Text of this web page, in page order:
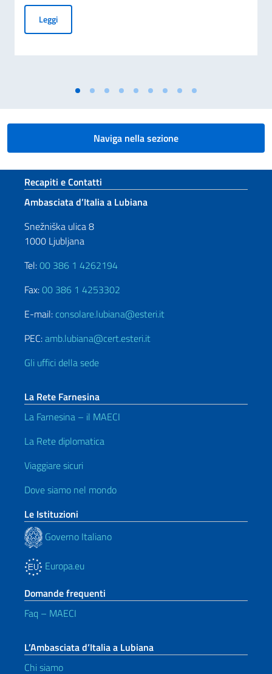
LeggiPrecauzioni da adottare in caso di passeggiate nella natura
Naviga nella sezione
Sezione footer
Recapiti e Contatti
Ambasciata d’Italia a Lubiana
Snežniška ulica 8
1000 Ljubljana
Tel:00 386 1 4262194
Fax:00 386 1 4253302
E-mail: consolare.lubiana@esteri.it
PEC:amb.lubiana@cert.esteri.it
Gli uffici della sede
La Rete Farnesina
La Farnesina – il MAECI
La Rete diplomatica
Viaggiare sicuri
Dove siamo nel mondo
Le Istituzioni
Governo Italiano
Europa.eu
Domande frequenti
Faq – MAECI
L’Ambasciata d’Italia a Lubiana
Chi siamo